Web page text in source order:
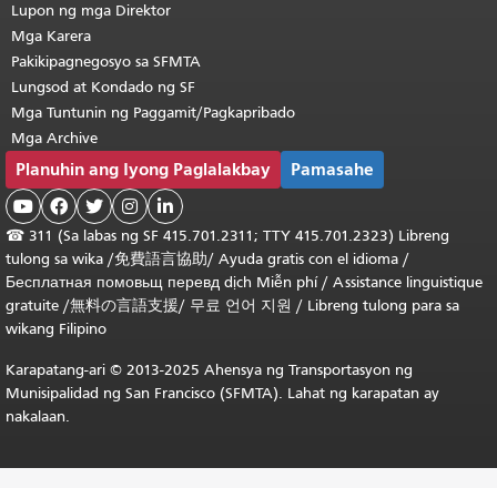
Lupon ng mga Direktor
Mga Karera
Pakikipagnegosyo sa SFMTA
Lungsod at Kondado ng SF
Mga Tuntunin ng Paggamit/Pagkapribado
Mga Archive
Planuhin ang Iyong Paglalakbay Pamasahe
    
☎ 311 (Sa labas ng SF 415.701.2311; TTY 415.701.2323) Libreng
tulong sa wika /免費語言協助/ Ayuda gratis con el idioma /
Бесплатная помовьщ перевд dịch Miễn phí/ Assistance linguistique
gratuite /無料の言語支援/ 무료 언어 지원 / Libreng tulong para sa
wikang Filipino
Karapatang-ari © 2013-2025 Ahensya ng Transportasyon ng
Munisipalidad ng San Francisco (SFMTA). Lahat ng karapatan ay
nakalaan.